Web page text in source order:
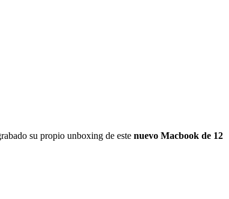
su propio unboxing de este nuevo Macbook de 12